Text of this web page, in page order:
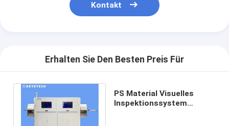
Kontakt
Erhalten Sie Den Besten Preis Für
PS Material Visuelles
Inspektionssystem